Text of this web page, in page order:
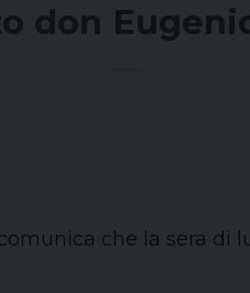
don
che la sera di